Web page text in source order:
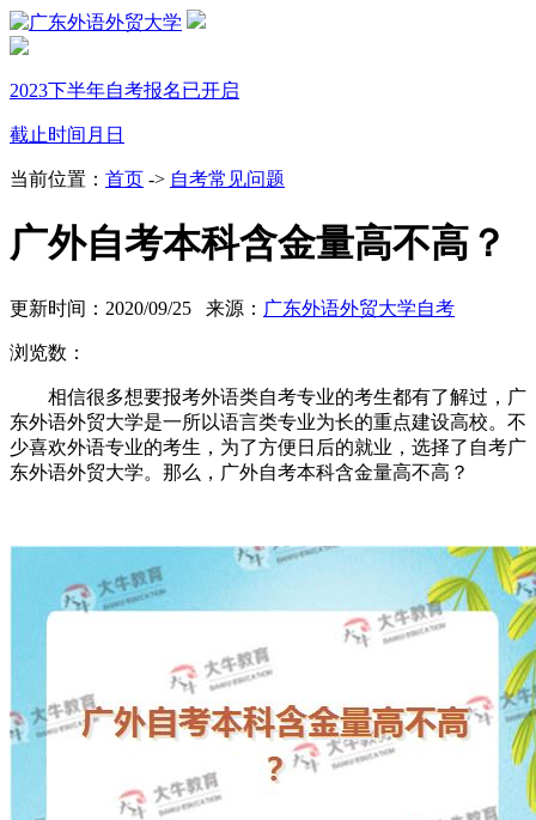
2023下半年自考报名已开启
截止时间 月 日
当前位置： 首页 -> 自考常见问题
广外自考本科含金量高不高？
更新时间：2020/09/25 来源： 广东外语外贸大学自考
浏览数：
相信很多想要报考外语类自考专业的考生都有了解过，广
东外语外贸大学是一所以语言类专业为长的重点建设高校。不
少喜欢外语专业的考生，为了方便日后的就业，选择了自考广
东外语外贸大学。那么，广外自考本科含金量高不高？